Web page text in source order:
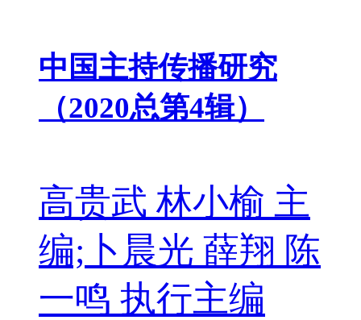
中国主持传播研究
（2020总第4辑）
高贵武 林小榆 主
编;卜晨光 薛翔 陈
一鸣 执行主编